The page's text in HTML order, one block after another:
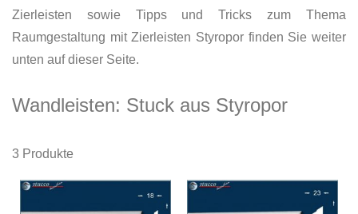
Zierleisten sowie Tipps und Tricks zum Thema
Raumgestaltung mit Zierleisten Styropor finden Sie weiter
unten auf dieser Seite.
Wandleisten: Stuck aus Styropor
3 Produkte